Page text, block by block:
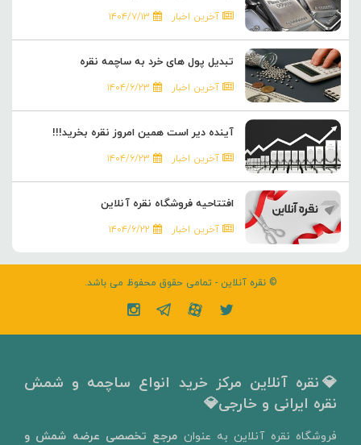
آخرین اخبار ۱۴۰۴/۷/۱۳
تبدیل پول های خرد به ساچمه نقره
آخرین اخبار ۱۴۰۴/۶/۲۳
آینده دیر است همین امروز نقره بخرید!!!
آخرین اخبار ۱۴۰۴/۶/۲۳
افتتاحیه فروشگاه نقره آنلاین
آخرین اخبار ۱۴۰۴/۶/۲۲
© نقره آنلاین - تمامی حقوق محفوظ می باشد.
💎نقره آنلاین مرکز خرید انواع ساچمه و شمش
نقره ایرانی و خارجی💎
​فروشگاه نقره آنلاین به‌ عنوان مرجع تخصصی عرضه شمش و